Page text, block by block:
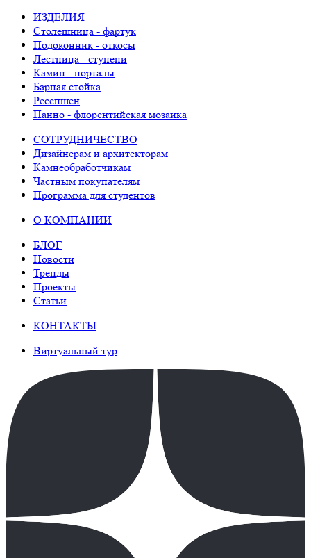
ИЗДЕЛИЯ
Столешница - фартук
Подоконник - откосы
Лестница - ступени
Камин - порталы
Барная стойка
Ресепшен
Панно - флорентийская мозаика
СОТРУДНИЧЕСТВО
Дизайнерам и архитекторам
Камнеобработчикам
Частным покупателям
Программа для студентов
О КОМПАНИИ
БЛОГ
Новости
Тренды
Проекты
Статьи
КОНТАКТЫ
Виртуальный тур